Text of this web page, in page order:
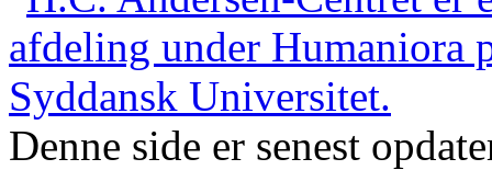
Denne side er senest